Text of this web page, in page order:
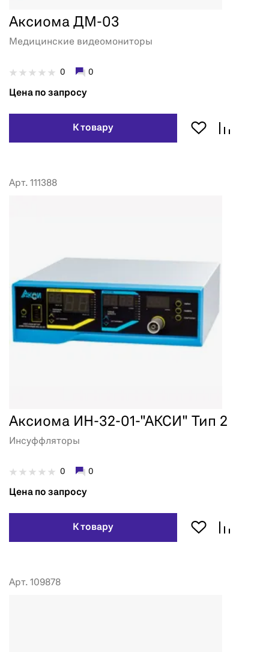
Аксиома ДМ-03
Медицинские видеомониторы
0 0
Цена по запросу
К товару
Арт. 111388
Аксиома ИН-32-01-"АКСИ" Тип 2
Инсуффляторы
0 0
Цена по запросу
К товару
Арт. 109878